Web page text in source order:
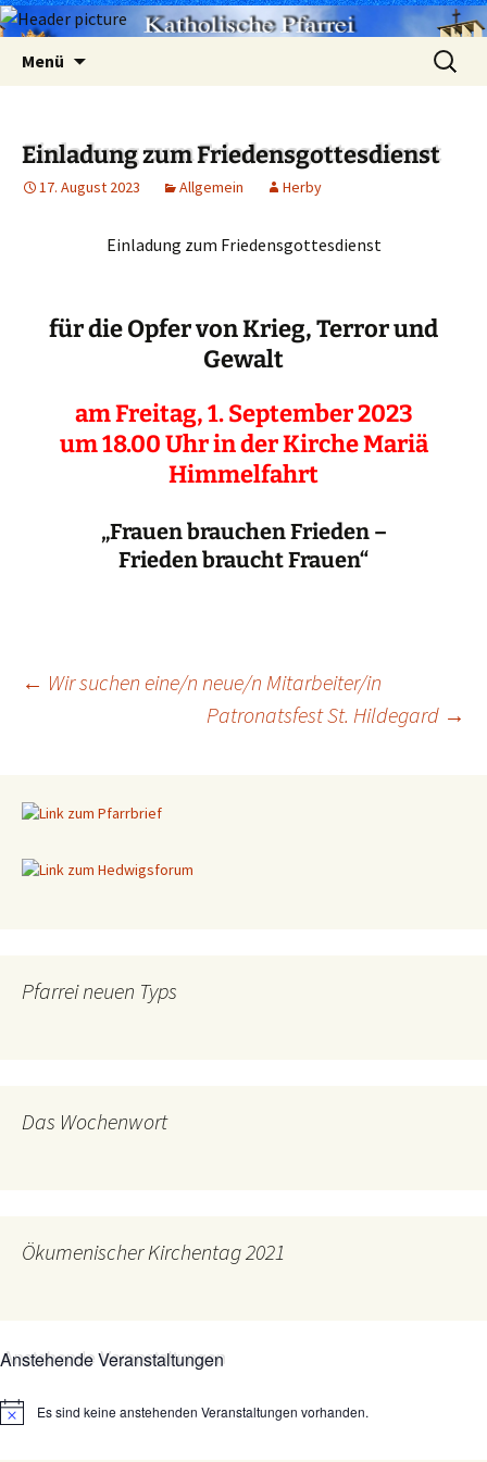
Menü
Suchen
nach:
Einladung zum Friedensgottesdienst
17. August 2023 Allgemein Herby
Einladung zum Friedensgottesdienst
für die Opfer von Krieg, Terror und
Gewalt
am Freitag, 1. September 2023
um 18.00 Uhr in der Kirche Mariä
Himmelfahrt
„Frauen brauchen Frieden –
Frieden braucht Frauen“
Beitragsnavigation
← Wir suchen eine/n neue/n Mitarbeiter/in
Patronatsfest St. Hildegard →
Pfarrei neuen Typs
Das Wochenwort
Ökumenischer Kirchentag 2021
Anstehende Veranstaltungen
HinweisEs sind keine anstehenden Veranstaltungen vorhanden.